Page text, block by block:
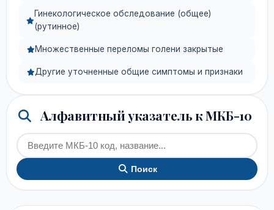
Гинекологическое обследование (общее)
(рутинное)
Множественные переломы голени закрытые
Другие уточненные общие симптомы и признаки
Алфавитный указатель к МКБ-10
Поиск